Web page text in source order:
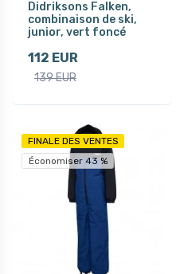
Didriksons Falken,
combinaison de ski,
junior, vert foncé
112 EUR
139 EUR
FINALE DES VENTES
Économiser 43 %